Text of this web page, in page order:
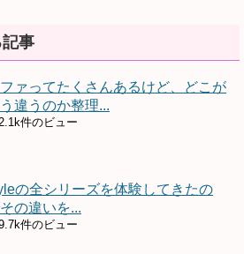
事
ファってたくさんあるけど、どこが
違うのか整理...
件のビュー
の全シリーズを体験してきたの
の違いを...
件のビュー